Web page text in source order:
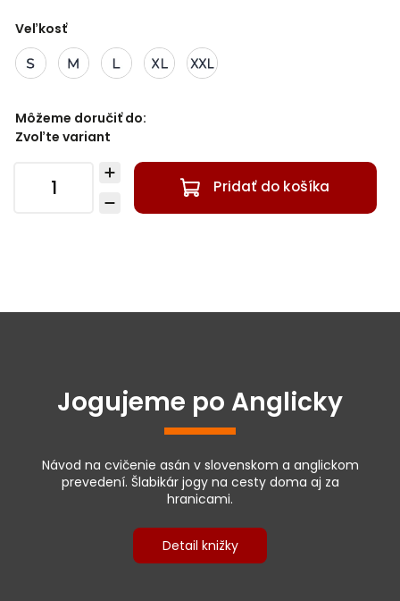
Veľkosť
Môžeme doručiť do:
Zvoľte variant
Pridať do košíka
Jogujeme po Anglicky
Návod na cvičenie asán v slovenskom a anglickom
prevedení. Šlabikár jogy na cesty doma aj za
hranicami.
Detail knižky